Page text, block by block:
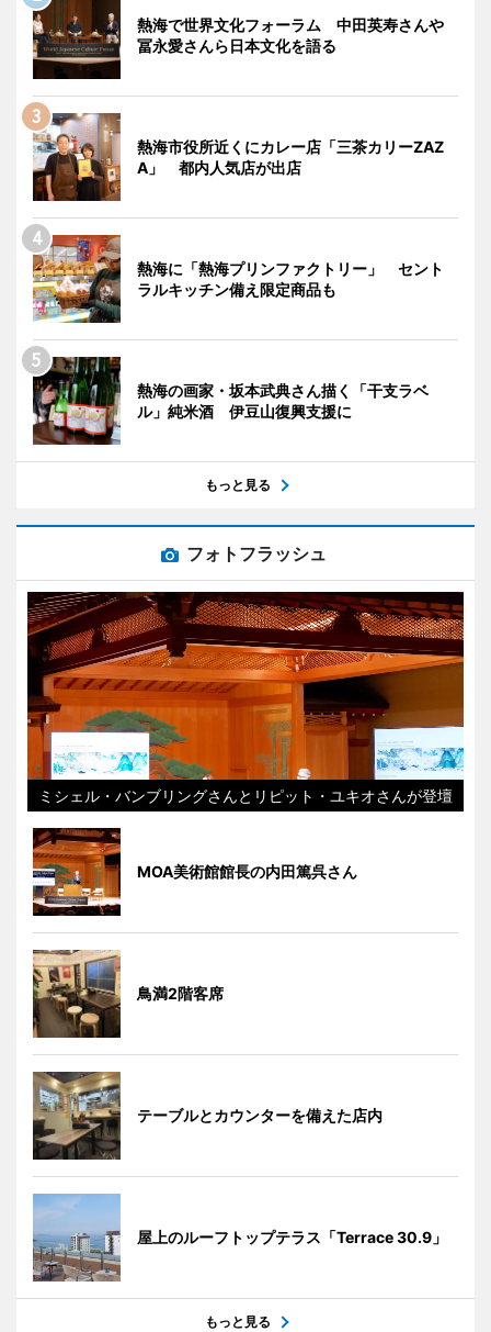
熱海で世界文化フォーラム 中田英寿さんや
冨永愛さんら日本文化を語る
熱海市役所近くにカレー店「三茶カリーZAZ
A」 都内人気店が出店
熱海に「熱海プリンファクトリー」 セント
ラルキッチン備え限定商品も
熱海の画家・坂本武典さん描く「干支ラベ
ル」純米酒 伊豆山復興支援に
もっと見る
フォトフラッシュ
ミシェル・バンブリングさんとリピット・ユキオさんが登壇
MOA美術館館長の内田篤呉さん
鳥満2階客席
テーブルとカウンターを備えた店内
屋上のルーフトップテラス「Terrace 30.9」
もっと見る